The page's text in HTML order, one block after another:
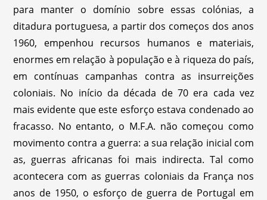
para manter o domínio sobre essas colónias, a
ditadura portuguesa, a partir dos começos dos anos
1960, empenhou recursos humanos e materiais,
enormes em relação à população e à riqueza do país,
em contínuas campanhas contra as insurreições
coloniais. No início da década de 70 era cada vez
mais evidente que este esforço estava condenado ao
fracasso. No entanto, o M.F.A. não começou como
movimento contra a guerra: a sua relação inicial com
as, guerras africanas foi mais indirecta. Tal como
acontecera com as guerras coloniais da França nos
anos de 1950, o esforço de guerra de Portugal em